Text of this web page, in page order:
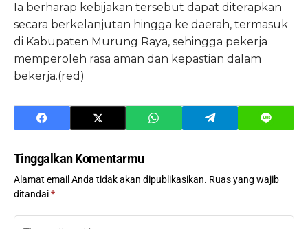
Ia berharap kebijakan tersebut dapat diterapkan
secara berkelanjutan hingga ke daerah, termasuk
di Kabupaten Murung Raya, sehingga pekerja
memperoleh rasa aman dan kepastian dalam
bekerja.(red)
Tinggalkan Komentarmu
Alamat email Anda tidak akan dipublikasikan. Ruas yang wajib
ditandai*